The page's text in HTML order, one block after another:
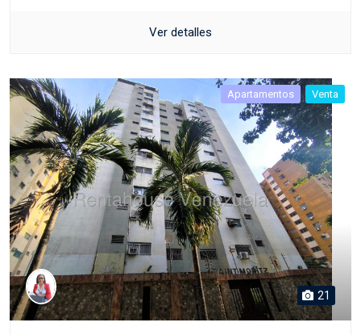
Ver detalles
Apartamentos Venta
21